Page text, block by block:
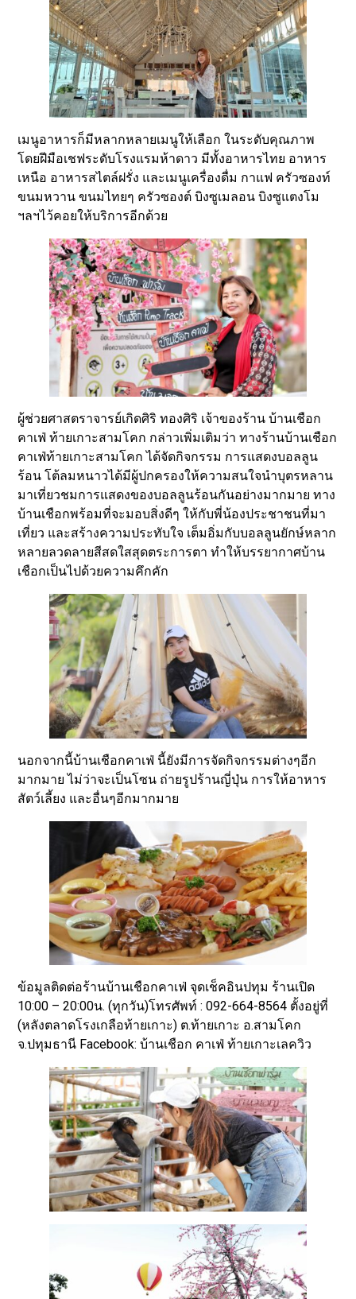
เมนูอาหารก็มีหลากหลายเมนูให้เลือก ในระดับคุณภาพ
โดยฝีมือเชฟระดับโรงแรมห้าดาว มีทั้งอาหารไทย อาหาร
เหนือ อาหารสไตล์ฝรั่ง และเมนูเครื่องดื่ม กาแฟ ครัวซองท์
ขนมหวาน ขนมไทยๆ ครัวซองต์ บิงซูเมลอน บิงซูแตงโม
ฯลฯไว้คอยให้บริการอีกด้วย
ผู้ช่วยศาสตราจารย์เกิดศิริ ทองศิริ เจ้าของร้าน บ้านเชือก
คาเฟ่ ท้ายเกาะสามโคก กล่าวเพิ่มเติมว่า ทางร้านบ้านเชือก
คาเฟ่ท้ายเกาะสามโคก ได้จัดกิจกรรม การแสดงบอลลูน
ร้อน โต้ลมหนาวได้มีผู้ปกครองให้ความสนใจนำบุตรหลาน
มาเที่ยวชมการแสดงของบอลลูนร้อนกันอย่างมากมาย ทาง
บ้านเชือกพร้อมที่จะมอบสิ่งดีๆ ให้กับพี่น้องประชาชนที่มา
เที่ยว และสร้างความประทับใจ เต็มอิ่มกับบอลลูนยักษ์หลาก
หลายลวดลายสีสดใสสุดตระการตา ทำให้บรรยากาศบ้าน
เชือกเป็นไปด้วยความคึกคัก
นอกจากนี้บ้านเชือกคาเฟ่ นี้ยังมีการจัดกิจกรรมต่างๆอีก
มากมาย ไม่ว่าจะเป็นโซน ถ่ายรูปร้านญี่ปุ่น การให้อาหาร
สัตว์เลี้ยง และอื่นๆอีกมากมาย
ข้อมูลติดต่อร้านบ้านเชือกคาเฟ่ จุดเช็คอินปทุม ร้านเปิด
10:00 – 20:00น. (ทุกวัน)โทรศัพท์ : 092-664-8564 ตั้งอยู่ที่
(หลังตลาดโรงเกลือท้ายเกาะ) ต.ท้ายเกาะ อ.สามโคก
จ.ปทุมธานี Facebook: บ้านเชือก คาเฟ่ ท้ายเกาะเลควิว